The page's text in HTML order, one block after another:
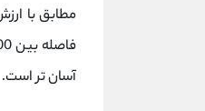
آسان تر است.